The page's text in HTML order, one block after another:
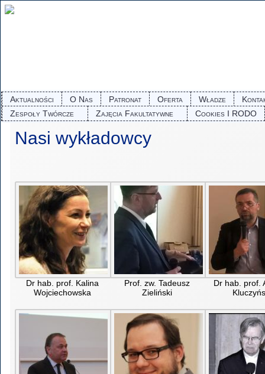
Aktualności O Nas Patronat Oferta Władze
Zespoły Twórcze
Zajęcia Fakultatywne Cookies I RODO
Nasi wykładowcy
Dr hab. prof. Kalina
Wojciechowska
Prof. zw. Tadeusz
Zieliński
Dr hab. prof.